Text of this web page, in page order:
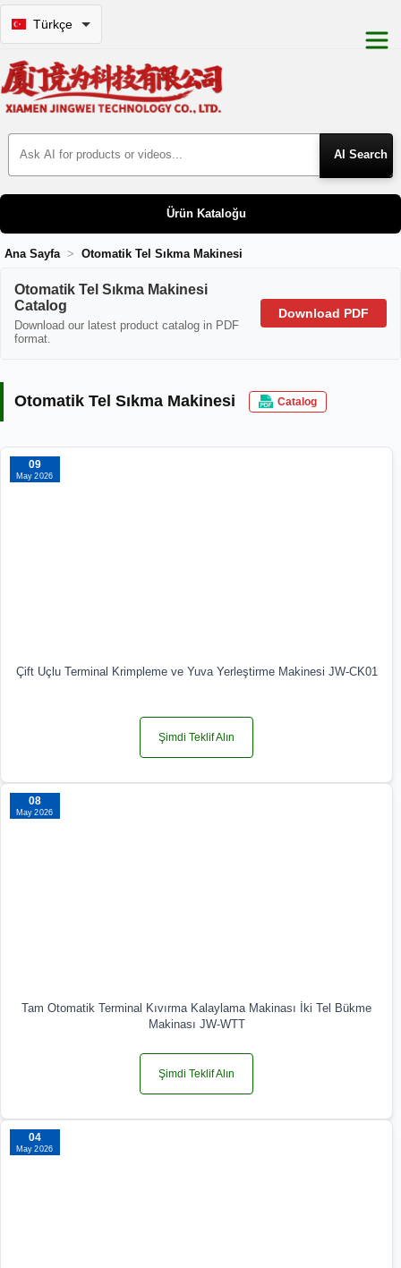
Türkçe
Search Products
Ürün Kataloğu
Ana Sayfa Otomatik Tel Sıkma Makinesi
Otomatik Tel Sıkma Makinesi
Otomatik Tel Sıkma Makinesi
Catalog
Download our latest product catalog in PDF
format.
Download PDF
Otomatik Tel Sıkma Makinesi Catalog
09
May 2026
Çift Uçlu Terminal Krimpleme ve Yuva Yerleştirme Makinesi JW-CK01
Şimdi Teklif Alın
08
May 2026
Tam Otomatik Terminal Kıvırma Kalaylama Makinası İki Tel Bükme
Makinası JW-WTT
Şimdi Teklif Alın
04
May 2026